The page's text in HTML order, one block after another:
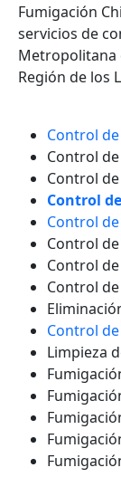
Fumigación
servicios de
Metropolitana
Región de los
Control
Control
Control
Control
Control
Control
Control
Control
Control
Limpieza